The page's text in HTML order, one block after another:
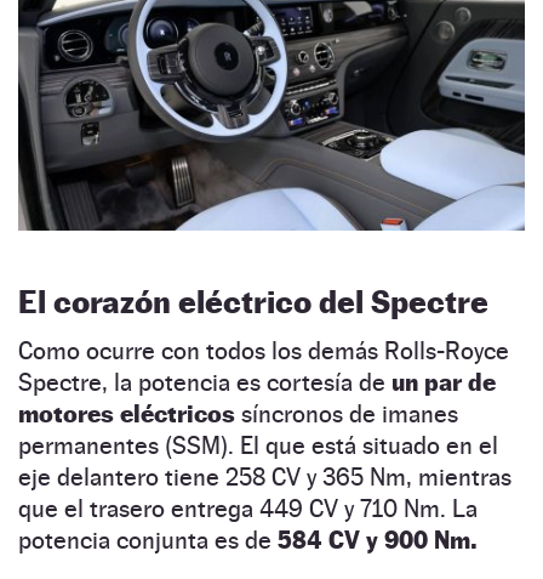
El corazón eléctrico del Spectre
Como ocurre con todos los demás Rolls-Royce
Spectre, la potencia es cortesía de un par de
motores eléctricos síncronos de imanes
permanentes (SSM). El que está situado en el
eje delantero tiene 258 CV y 365 Nm, mientras
que el trasero entrega 449 CV y 710 Nm. La
potencia conjunta es de 584 CV y 900 Nm.